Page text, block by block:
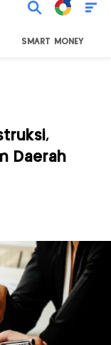
SMART MONEY
Daerah